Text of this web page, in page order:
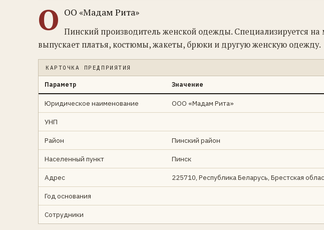
О ОО «Мадам Рита»
Пинский производитель женской одежды. Специализируется
выпускает платья, костюмы, жакеты, брюки и другую женскую одежду.
КАРТОЧКА ПРЕДПРИЯТИЯ
Параметр Значение
Юридическое наименование ООО «Мадам Рита»
УНП
Район Пинский район
Населенный пункт Пинск
Адрес 225710, Республика Беларусь, Брестская
Год основания
Сотрудники